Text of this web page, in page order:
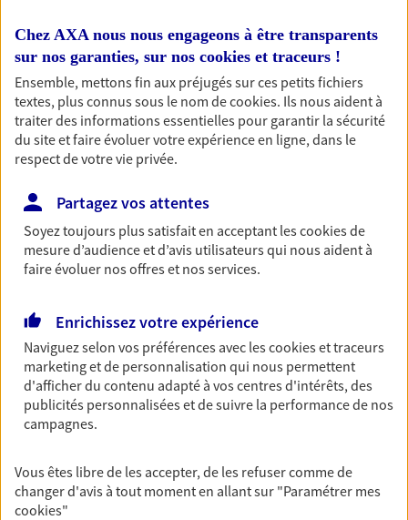
Nos offres phares
Réalisez vos projets grâce à votre épargne : achat
immobilier, études des enfants ou voyage autour
du monde… Épargnez à votre rythme et
simplement, selon votre profil.
Retraite
Préparez sereinement ce nouveau chapitre de
votre vie avec les conseils d'un expert. Découvrez
notre solution PER (Plan Epargne Retraite)
spécialement conçue pour la retraite.
Découvrir l'offre Retraite
Chez AXA nous nous engageons à être transparents
sur nos garanties, sur nos cookies et traceurs !
Ensemble, mettons fin aux préjugés sur ces petits fichiers
textes, plus connus sous le nom decookies. Ils nous aident à
traiter des informations essentielles pour garantir la sécurité
du site et faire évoluer votre expérience en ligne, dans le
respect de votre vie privée.
Partagez vos attentes
Soyez toujours plus satisfait en acceptant lescookiesde
mesure d’audience et d’avis utilisateurs qui nous aident à
faire évoluer nos offres et nos services.
Enrichissez votre expérience
Naviguez selon vos préférences avec lescookies et traceurs
marketing et de personnalisation qui nous permettent
d'afficher du contenu adapté à vos centres d'intérêts, des
publicités personnalisées et de suivre la performance de nos
campagnes.
Vous êtes libre de les accepter, de les refuser comme de
changer d'avis à tout moment en allant sur "Paramétrer mes
cookies"